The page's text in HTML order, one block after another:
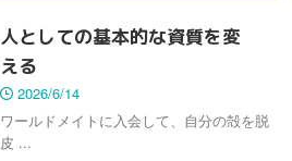
人としての基本的な資質を変
える
2026/6/14
ワールドメイトに入会して、自分の殻を脱
皮 ...